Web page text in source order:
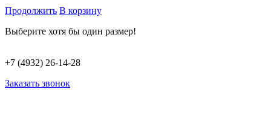
Продолжить В корзину
Выберите хотя бы один размер!
+7 (4932) 26-14-28
Заказать звонок